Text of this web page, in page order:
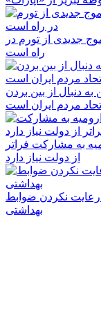
جدیدی از تورم در
راه است
دنبال از بین بردن
اتحاد مردم ایران است
به مشارکت فراتر
از دولت نیاز دارد
رعایت نکردن ضوابط
بهداشتی